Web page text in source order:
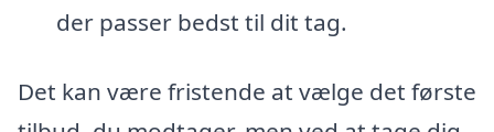
der passer bedst til dit tag.
Det kan være fristende at vælge det første